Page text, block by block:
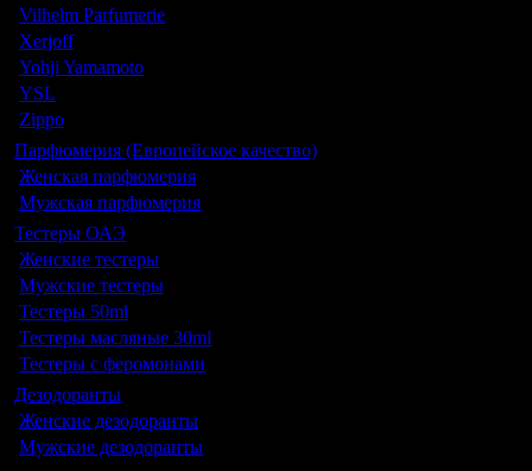
Vilhelm Parfumerie
Xerjoff
Yohji Yamamoto
YSL
Zippo
Парфюмерия (Европейское качество)
Женская парфюмерия
Мужская парфюмерия
Тестеры ОАЭ
Женские тестеры
Мужские тестеры
Тестеры 50ml
Тестеры масляные 30ml
Тестеры с феромонами
Дезодоранты
Женские дезодоранты
Мужские дезодоранты